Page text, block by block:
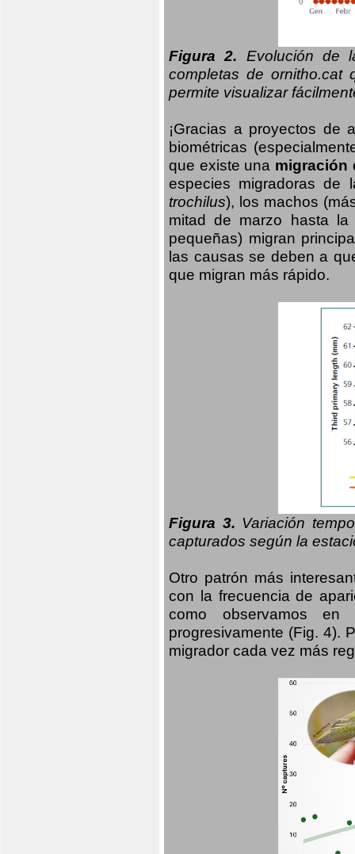
Figura 2. Evolución de
completas de
permite visualizar
¡Gracias a proyectos de
biométricas
que existe una migración
especies migradoras de
trochilus), los machos
mitad de marzo hasta
pequeñas) migran
las causas se deben a
que migran más rápido.
Figura 3. Variación
capturados según la
Otro patrón más
con la frecuencia de
como observamos en
progresivamente (Fig. 4).
migrador cada vez más